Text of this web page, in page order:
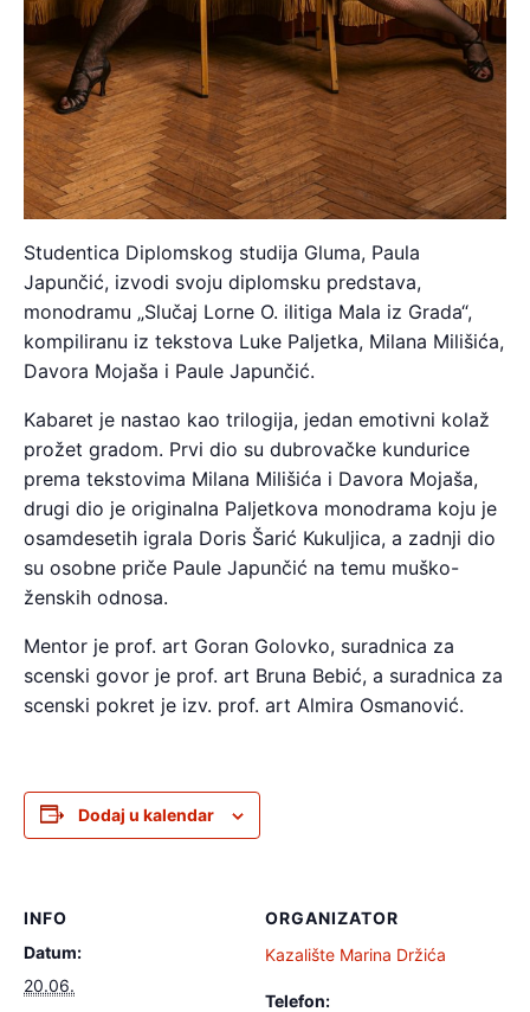
Studentica Diplomskog studija Gluma, Paula
Japunčić, izvodi svoju diplomsku predstava,
monodramu „Slučaj Lorne O. ilitiga Mala iz Grada“,
kompiliranu iz tekstova Luke Paljetka, Milana Milišića,
Davora Mojaša i Paule Japunčić.
Kabaret je nastao kao trilogija, jedan emotivni kolaž
prožet gradom. Prvi dio su dubrovačke kundurice
prema tekstovima Milana Milišića i Davora Mojaša,
drugi dio je originalna Paljetkova monodrama koju je
osamdesetih igrala Doris Šarić Kukuljica, a zadnji dio
su osobne priče Paule Japunčić na temu muško-
ženskih odnosa.
Mentor je prof. art Goran Golovko, suradnica za
scenski govor je prof. art Bruna Bebić, a suradnica za
scenski pokret je izv. prof. art Almira Osmanović.
Dodaj u kalendar
INFO
Datum:
20.06.
ORGANIZATOR
Kazalište Marina Držića
Telefon: